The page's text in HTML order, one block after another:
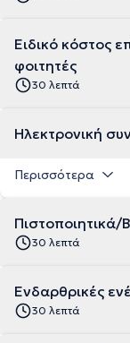
Ειδικό κόστος
φοιτητές
30 λεπτά
Ηλεκτρονική
Περισσότερα
Πιστοποιητικά/
30 λεπτά
Ενδαρθρικές
30 λεπτά